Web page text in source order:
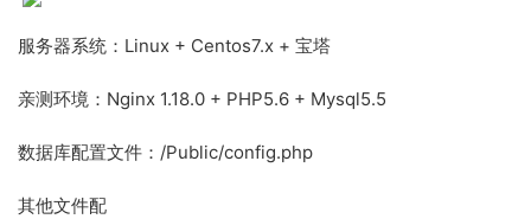
服务器系统：Linux + Centos7.x + 宝塔
亲测环境：Nginx 1.18.0 + PHP5.6 + Mysql5.5
数据库配置文件：/Public/config.php
其他文件配